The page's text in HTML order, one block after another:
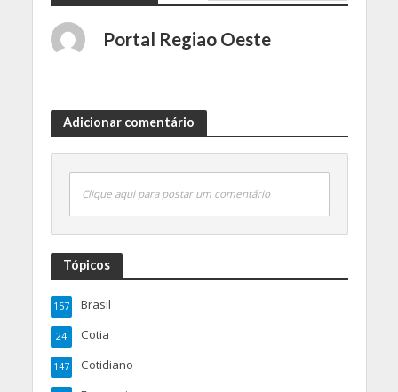
Portal Regiao Oeste
Adicionar comentário
Clique aqui para postar um comentário
Tópicos
Brasil
157
Cotia
24
Cotidiano
147